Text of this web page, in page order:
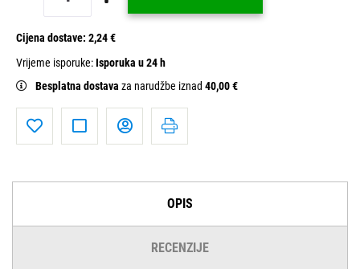
Cijena dostave: 2,24 €
Vrijeme isporuke:Isporuka u 24 h
Besplatna dostava za narudžbe iznad 40,00 €
OPIS
RECENZIJE